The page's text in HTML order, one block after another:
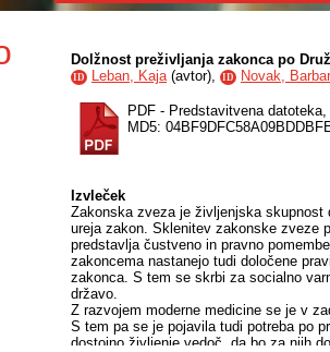
Dolžnost preživljanja zakonca po
ID Leban, Kaja(avtor), ID Novak,
PDF - Predstavitvena datoteka,
MD5:
Izvleček
Zakonska zveza je življenjska skupnost
ureja zakon. Sklenitev zakonske zveze
predstavlja čustveno in pravno
zakoncema nastanejo tudi določene
zakonca. S tem se skrbi za socialno
državo.
Z razvojem moderne medicine se je v
S tem pa se je pojavila tudi potreba po
dostojno življenje vedoč, da bo za njih